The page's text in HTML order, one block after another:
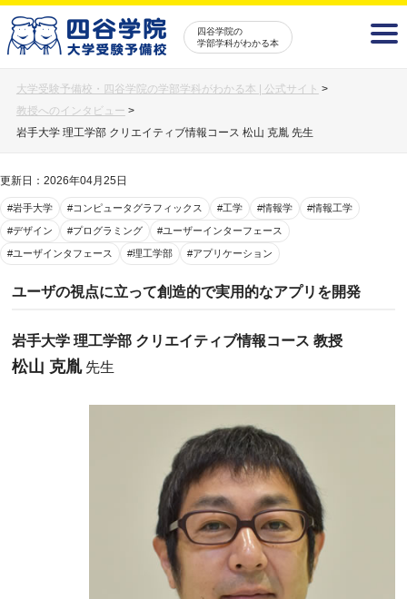
四谷学院の
学部学科がわかる本
大学受験予備校・四谷学院の学部学科がわかる本 | 公式サイト >
教授へのインタビュー >
岩手大学 理工学部 クリエイティブ情報コース 松山 克胤 先生
更新日：2026年04月25日
#岩手大学 #コンピュータグラフィックス #工学 #情報学 #情報工学
#デザイン #プログラミング #ユーザーインターフェース
#ユーザインタフェース #理工学部 #アプリケーション
ユーザの視点に立って創造的で実用的なアプリを開発
岩手大学 理工学部 クリエイティブ情報コース 教授
松山 克胤 先生